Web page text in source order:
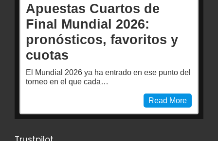
Apuestas Cuartos de
Final Mundial 2026:
pronósticos, favoritos y
cuotas
El Mundial 2026 ya ha entrado en ese punto del
torneo en el que cada…
Read More